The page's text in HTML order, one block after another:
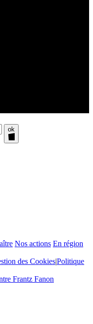
ok
Nos actions En région
des Cookies|Politique
Frantz Fanon